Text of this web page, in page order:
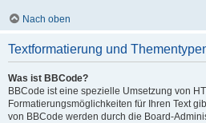
Nach oben
Textformatierung und
Was ist BBCode?
BBCode ist eine spezielle Umsetzung von
Formatierungsmöglichkeiten für Ihren Text
von BBCode werden durch die Board-